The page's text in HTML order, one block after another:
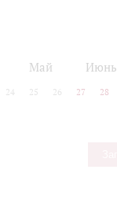
Май Июнь
24 25 26 27 28